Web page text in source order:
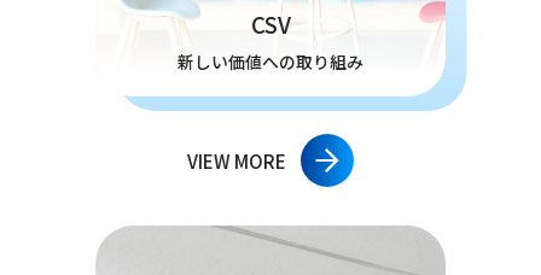
CSV
新しい価値への取り組み
VIEW MORE